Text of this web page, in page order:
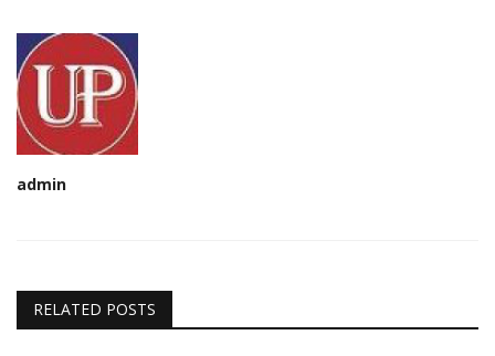
admin
RELATED POSTS